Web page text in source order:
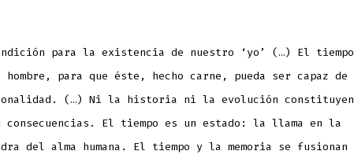
para la existencia de nuestro ‘yo’ (…) El tiempo
para que éste, hecho carne, pueda ser capaz de
(…) Ni la historia ni la evolución constituyen
consecuencias. El tiempo es un estado: la llama en la
del alma humana. El tiempo y la memoria se fusionan